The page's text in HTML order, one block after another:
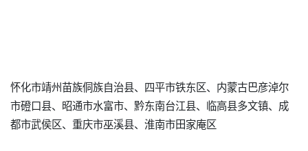
怀化市靖州苗族侗族自治县、四平市铁东区、内蒙古巴彦淖尔
市磴口县、昭通市水富市、黔东南台江县、临高县多文镇、成
都市武侯区、重庆市巫溪县、淮南市田家庵区